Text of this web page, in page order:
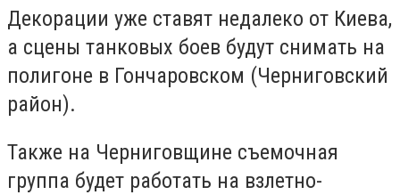
Декорации уже ставят недалеко от Киева,
а сцены танковых боев будут снимать на
полигоне в Гончаровском (Черниговский
район).
Также на Черниговщине съемочная
группа будет работать на взлетно-